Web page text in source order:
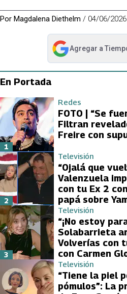
Por Magdalena Diethelm / 04/06/
Agregar a
abre en nueva pestaña
En Portada
Redes
FOTO | “Se
Filtran
Freire con
1
Televisión
“Ojalá que
Valenzuela
con tu Ex 2
papá sobre
2
Televisión
“¡No estoy
Solabarrieta
Volverías con
con Carmen
3
Televisión
“Tiene la piel
pómulos”: La